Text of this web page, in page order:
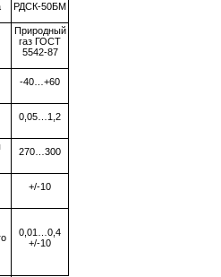
РДСК-50БМ
Природный
газ ГОСТ
5542-87
-40…+60
0,05…1,2
270…300
+/-10
0,01…0,4
+/-10